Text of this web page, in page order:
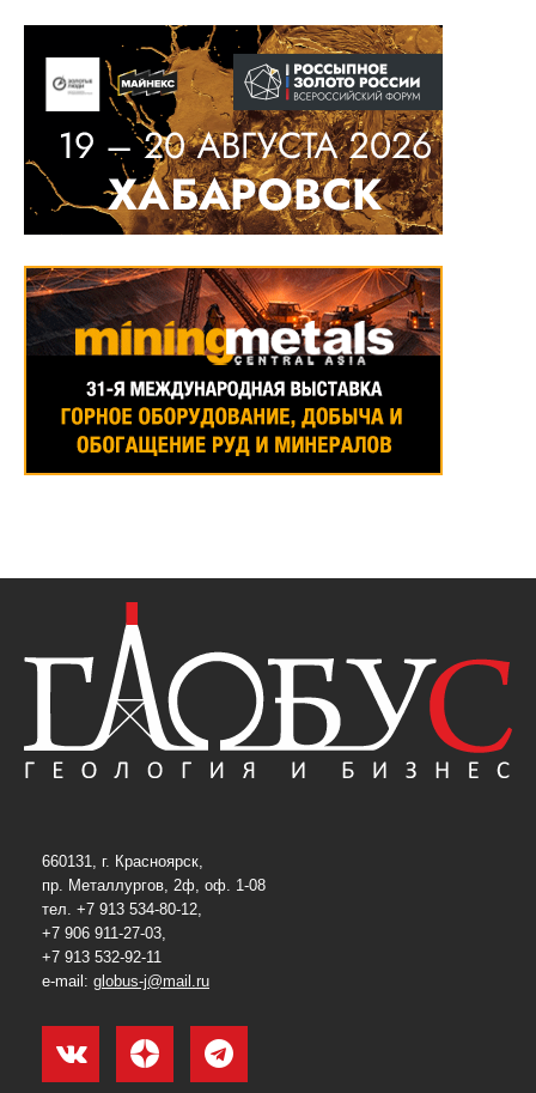
660131, г. Красноярск,
пр. Металлургов, 2ф, оф. 1-08
тел. +7 913 534-80-12,
+7 906 911-27-03,
+7 913 532-92-11
e-mail: globus-j@mail.ru